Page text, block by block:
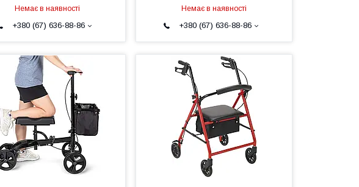
Немає в наявності
+380 (67) 636-88-86
Немає в наявності
+380 (67) 636-88-86